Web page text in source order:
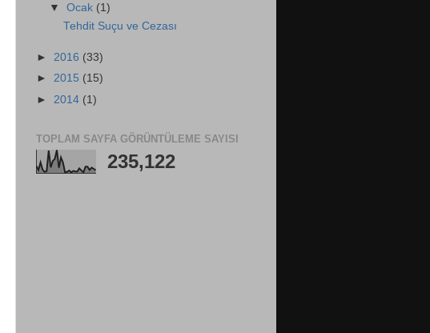
▼Ocak (1)
Tehdit Suçu ve Cezası
► 2016 (33)
► 2015 (15)
► 2014 (1)
TOPLAM SAYFA GÖRÜNTÜLEME SAYISI
235,122